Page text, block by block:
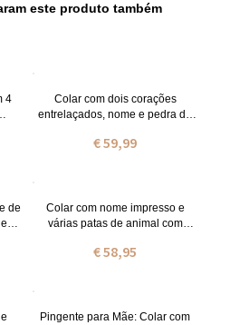
este produto também
4
Colar com dois corações
entrelaçados, nome e pedra de
€ 59,99
de
Colar com nome impresso e
várias patas de animal com
€ 58,95
Pingente para Mãe: Colar com